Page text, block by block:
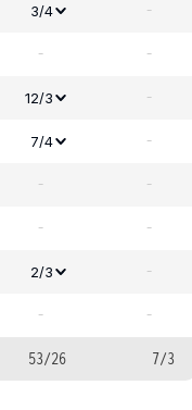
3/4 -
- -
12/3 -
7/4 -
- -
- -
2/3 -
- -
53/26 7/3